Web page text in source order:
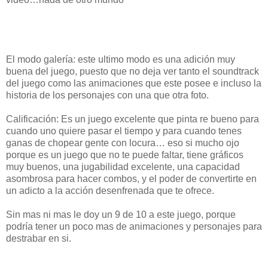
El modo galería: este ultimo modo es una adición muy
buena del juego, puesto que no deja ver tanto el soundtrack
del juego como las animaciones que este posee e incluso la
historia de los personajes con una que otra foto.
Calificación: Es un juego excelente que pinta re bueno para
cuando uno quiere pasar el tiempo y para cuando tenes
ganas de chopear gente con locura… eso si mucho ojo
porque es un juego que no te puede faltar, tiene gráficos
muy buenos, una jugabilidad excelente, una capacidad
asombrosa para hacer combos, y el poder de convertirte en
un adicto a la acción desenfrenada que te ofrece.
Sin mas ni mas le doy un 9 de 10 a este juego, porque
podría tener un poco mas de animaciones y personajes para
destrabar en si.